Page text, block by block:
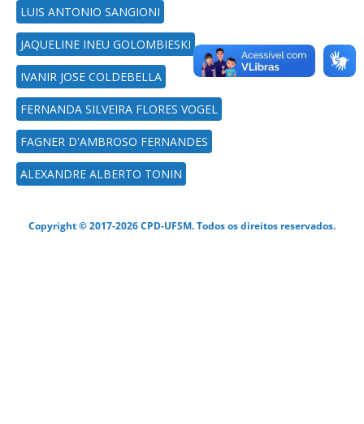
LUIS ANTONIO SANGIONI
JAQUELINE INEU GOLOMBIESKI
IVANIR JOSE COLDEBELLA
FERNANDA SILVEIRA FLORES VOGEL
FAGNER D'AMBROSO FERNANDES
ALEXANDRE ALBERTO TONIN
Copyright © 2017-2026 CPD-UFSM. Todos os direitos reservados.